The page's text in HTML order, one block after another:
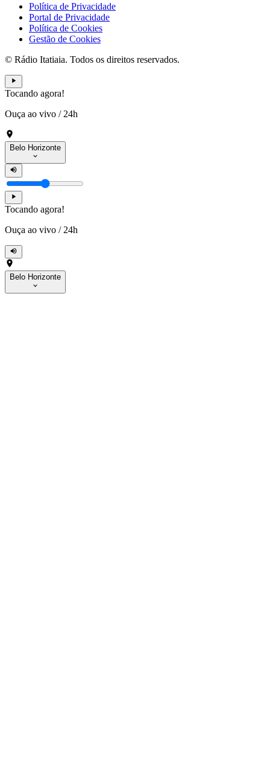
Política de Privacidade
Portal de Privacidade
Política de Cookies
Gestão de Cookies
© Rádio Itatiaia. Todos os direitos reservados.
Tocando agora!
Ouça ao vivo / 24h
Belo Horizonte
Tocando agora!
Ouça ao vivo / 24h
Belo Horizonte